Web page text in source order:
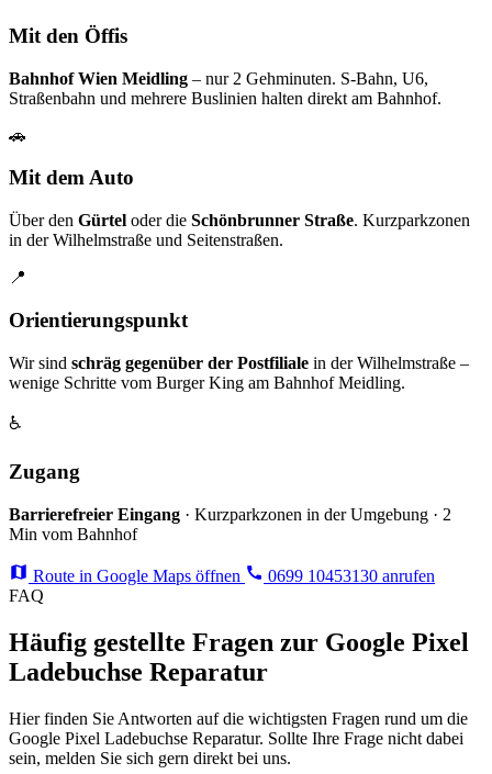
Mit den Öffis
Bahnhof Wien Meidling – nur 2 Gehminuten. S-Bahn, U6,
Straßenbahn und mehrere Buslinien halten direkt am Bahnhof.
🚗
Mit dem Auto
Über den Gürtel oder die Schönbrunner Straße. Kurzparkzonen
in der Wilhelmstraße und Seitenstraßen.
📍
Orientierungspunkt
Wir sind schräg gegenüber der Postfiliale in der Wilhelmstraße –
wenige Schritte vom Burger King am Bahnhof Meidling.
♿
Zugang
Barrierefreier Eingang · Kurzparkzonen in der Umgebung · 2
Min vom Bahnhof
Route in Google Maps öffnen
0699 10453130 anrufen
FAQ
Häufig gestellte Fragen zur Google Pixel
Ladebuchse Reparatur
Hier finden Sie Antworten auf die wichtigsten Fragen rund um die
Google Pixel Ladebuchse Reparatur. Sollte Ihre Frage nicht dabei
sein, melden Sie sich gern direkt bei uns.